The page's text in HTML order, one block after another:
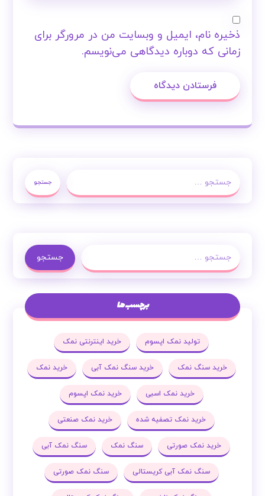
ذخیره نام، ایمیل و وبسایت من در مرورگر برای
زمانی که دوباره دیدگاهی می‌نویسم.
فرستادن دیدگاه
جستجو
جستجو
برچسب ها
تولید نمک اپسوم خرید اینترنتی نمک
خرید سنگ نمک خرید سنگ نمک آبی خرید نمک
خرید نمک اسبی خرید نمک اپسوم
خرید نمک تصفیه شده خرید نمک صنعتی
خرید نمک صورتی سنگ نمک سنگ نمک آبی
سنگ نمک آبی کریستالی سنگ نمک صورتی